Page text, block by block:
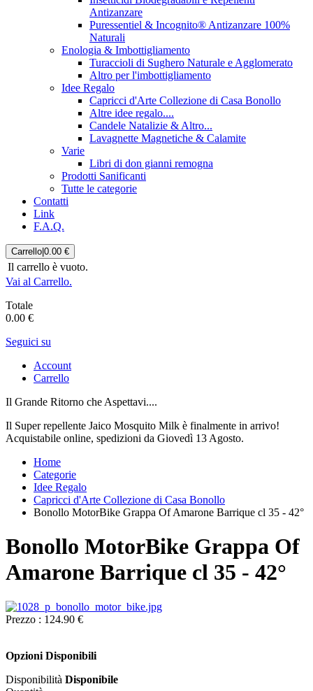
Antizanzare
Puressentiel & Incognito® Antizanzare 100%
Naturali
Enologia & Imbottigliamento
Turaccioli di Sughero Naturale e Agglomerato
Altro per l'imbottigliamento
Idee Regalo
Capricci d'Arte Collezione di Casa Bonollo
Altre idee regalo....
Candele Natalizie & Altro...
Lavagnette Magnetiche & Calamite
Varie
Libri di don gianni remogna
Prodotti Sanificanti
Tutte le categorie
Contatti
Link
F.A.Q.
Carrello 0.00 €
Il carrello è vuoto.
Vai al Carrello.
Totale
0.00 €
Seguici su
Account
Carrello
Il Grande Ritorno che Aspettavi....
Il Super repellente Jaico Mosquito Milk è finalmente in arrivo!
Acquistabile online, spedizioni da Giovedì 13 Agosto.
Home
Categorie
Idee Regalo
Capricci d'Arte Collezione di Casa Bonollo
Bonollo MotorBike Grappa Of Amarone Barrique cl 35 - 42°
Bonollo MotorBike Grappa Of
Amarone Barrique cl 35 - 42°
Prezzo : 124.90 €
Opzioni Disponibili
Disponibilità Disponibile